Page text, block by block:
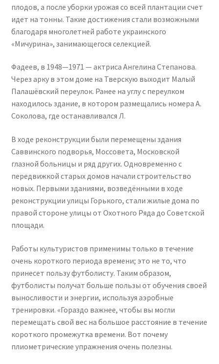
плодов, а после уборки урожая со всей плантации счет
идет на тонны. Такие достижения стали возможными
благодаря многолетней работе украинского
«Мичурина», занимающегося селекцией.
Фадеев, в 1948—1971 — актриса Ангелина Степанова.
Через арку в этом доме на Тверскую выходит Малый
Палашёвский переулок. Ранее на углу с переулком
находилось здание, в котором размещались номера А.
Соколова, где останавливался Л.
В ходе реконструкции были перемещены здания
Саввинского подворья, Моссовета, Московской
глазной больницы и ряд других. Одновременно с
передвижкой старых домов начали строительство
новых. Первыми зданиями, возведёнными в ходе
реконструкции улицы Горького, стали жилые дома по
правой стороне улицы от Охотного Ряда до Советской
площади.
Работы культуристов применимы только в течение
очень короткого периода времени; это не то, что
принесет пользу футболисту. Таким образом,
футболисты получат больше пользы от обучения своей
выносливости и энергии, используя аэробные
тренировки. «Гораздо важнее, чтобы вы могли
перемещать свой вес на большое расстояние в течение
короткого промежутка времени. Вот почему
плиометрические упражнения очень полезны.